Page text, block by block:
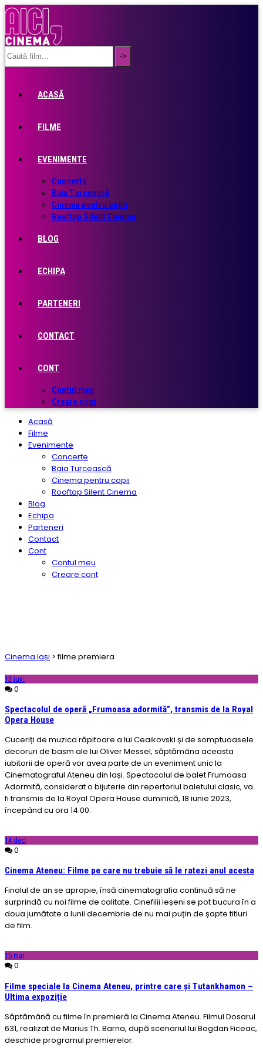
ACASĂ
FILME
EVENIMENTE
Concerte
Baia Turcească
Cinema pentru copii
Rooftop Silent Cinema
BLOG
ECHIPA
PARTENERI
CONTACT
CONT
Contul meu
Creare cont
Acasă
Filme
Evenimente
Concerte
Baia Turcească
Cinema pentru copii
Rooftop Silent Cinema
Blog
Echipa
Parteneri
Contact
Cont
Contul meu
Creare cont
Cinema Iași >filme premiera
12 iun.
0
Spectacolul de operă „Frumoasa adormită”, transmis de la Royal
Opera House
Cuceriți de muzica răpitoare a lui Ceaikovski și de somptuoasele
decoruri de basm ale lui Oliver Messel, săptămâna aceasta
iubitorii de operă vor avea parte de un eveniment unic la
Cinematograful Ateneu din Iași. Spectacolul de balet Frumoasa
Adormită, considerat o bijuterie din repertoriul baletului clasic, va
fi transmis de la Royal Opera House duminică, 18 iunie 2023,
începând cu ora 14.00.
14 dec.
0
Cinema Ateneu: Filme pe care nu trebuie să le ratezi anul acesta
Finalul de an se apropie, însă cinematografia continuă să ne
surprindă cu noi filme de calitate. Cinefilii ieșeni se pot bucura în a
doua jumătate a lunii decembrie de nu mai puțin de șapte titluri
de film.
15 mai
0
Filme speciale la Cinema Ateneu, printre care și Tutankhamon –
Ultima expoziție
Săptămână cu filme în premieră la Cinema Ateneu. Filmul Dosarul
631, realizat de Marius Th. Barna, după scenariul lui Bogdan Ficeac,
deschide programul premierelor.